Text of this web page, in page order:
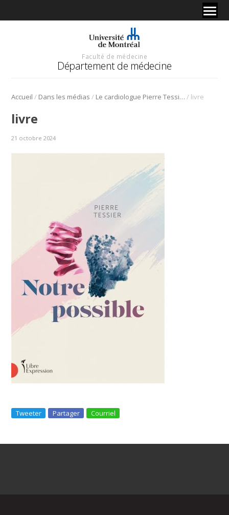
Faculté de médecine
Département de médecine
Accueil / Dans les médias / Le cardiologue Pierre Tessier raconte comment des événements peuvent bouleverser une vie dans son premier roman, « Notre possible » / livre
livre
21 octobre 2024
Tweeter Partager Courriel